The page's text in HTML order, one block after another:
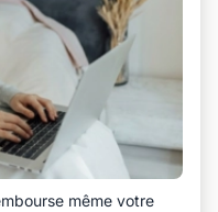
même votre